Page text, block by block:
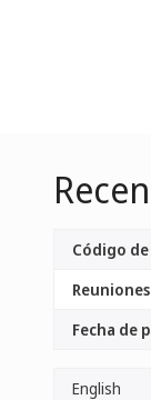
Código
Fecha de
English